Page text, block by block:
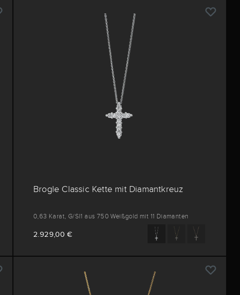
Brogle Classic Kette mit Diamantkreuz
0,63 Karat, G/SI1 aus 750 Weißgold mit 11 Diamanten
2.929,00 €